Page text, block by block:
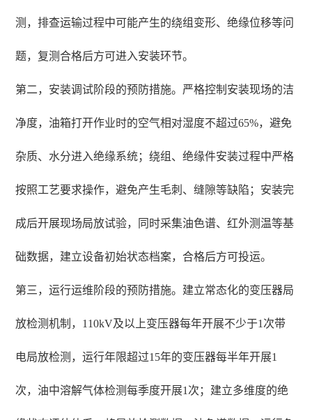
测，排查运输过程中可能产生的绕组变形、绝缘位移等问
题，复测合格后方可进入安装环节。
第二，安装调试阶段的预防措施。严格控制安装现场的洁
净度，油箱打开作业时的空气相对湿度不超过65%，避免
杂质、水分进入绝缘系统；绕组、绝缘件安装过程中严格
按照工艺要求操作，避免产生毛刺、缝隙等缺陷；安装完
成后开展现场局放试验，同时采集油色谱、红外测温等基
础数据，建立设备初始状态档案，合格后方可投运。
第三，运行运维阶段的预防措施。建立常态化的变压器局
放检测机制，110kV及以上变压器每年开展不少于1次带
电局放检测，运行年限超过15年的变压器每半年开展1
次，油中溶解气体检测每季度开展1次；建立多维度的绝